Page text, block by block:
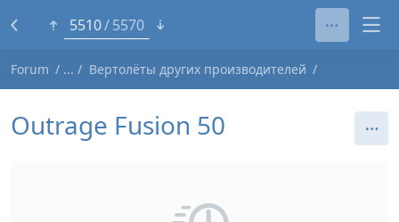
5486 5570
Forum Вертолёты других производителей
Outrage Fusion 50